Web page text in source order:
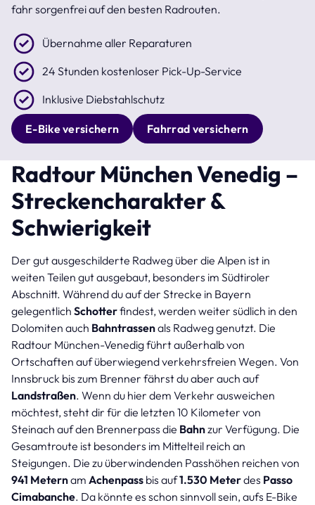
fahr sorgenfrei auf den besten Radrouten.
Übernahme aller Reparaturen
24 Stunden kostenloser Pick-Up-Service
Inklusive Diebstahlschutz
E-Bike versichern Fahrrad versichern
Radtour München Venedig –
Streckencharakter &
Schwierigkeit
Der gut ausgeschilderte Radweg über die Alpen ist in
weiten Teilen gut ausgebaut, besonders im Südtiroler
Abschnitt. Während du auf der Strecke in Bayern
gelegentlich Schotterfindest, werden weiter südlich in den
Dolomiten auch Bahntrassenals Radweg genutzt. Die
Radtour München-Venedig führt außerhalb von
Ortschaften auf überwiegend verkehrsfreien Wegen. Von
Innsbruck bis zum Brenner fährst du aber auch auf
Landstraßen. Wenn du hier dem Verkehr ausweichen
möchtest, steht dir für die letzten 10 Kilometer von
Steinach auf den Brennerpass die Bahnzur Verfügung. Die
Gesamtroute ist besonders im Mittelteil reich an
Steigungen. Die zu überwindenden Passhöhen reichen von
941 Meternam Achenpass bis auf1.530 Meterdes Passo
Cimabanche. Da könnte es schon sinnvoll sein, aufs E-Bike